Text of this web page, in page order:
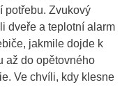
potřebu. Zvukový
dveře a teplotní alarm
jakmile dojde k
až do opětovného
Ve chvíli, kdy klesne